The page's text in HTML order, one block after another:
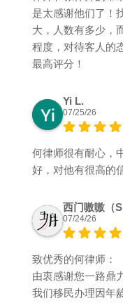
是太感谢他们了！
大，人数有多少，
程度，对待客人的
最高评分！
Yi L.
07/25/26
何律师很有耐心，
好，对他有很高的
西门嗷嗷（
07/24/26
致优秀的何律师：
由衷感谢您一路鼎
我们移民办理因年